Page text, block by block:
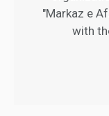
"Markaz e
with